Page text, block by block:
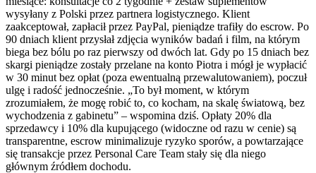
wysyłany z Polski przez partnera logistycznego. Klient
zaakceptował, zapłacił przez PayPal, pieniądze trafiły do escrow. Po
90 dniach klient przysłał zdjęcia wyników badań i film, na którym
biega bez bólu po raz pierwszy od dwóch lat. Gdy po 15 dniach bez
skargi pieniądze zostały przelane na konto Piotra i mógł je wypłacić
w 30 minut bez opłat (poza ewentualną przewalutowaniem), poczuł
ulgę i radość jednocześnie. „To był moment, w którym
zrozumiałem, że mogę robić to, co kocham, na skalę światową, bez
wychodzenia z gabinetu” – wspomina dziś. Opłaty 20% dla
sprzedawcy i 10% dla kupującego (widoczne od razu w cenie) są
transparentne, escrow minimalizuje ryzyko sporów, a powtarzające
się transakcje przez Personal Care Team stały się dla niego
głównym źródłem dochodu.